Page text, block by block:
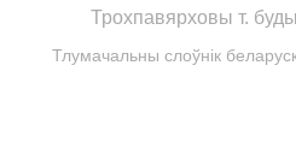
Трохпавярховы т.
Тлумачальны слоўнік